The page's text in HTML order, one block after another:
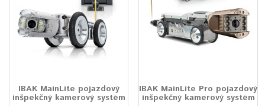
IBAK MainLite pojazdový
inšpekčný kamerový systém
IBAK MainLite Pro pojazdový
inšpekčný kamerový systém